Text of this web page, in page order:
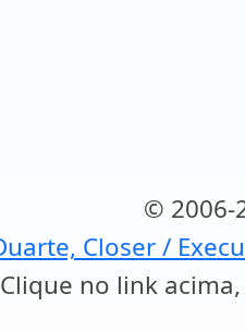
© 2006-
Closer /
Clique no link